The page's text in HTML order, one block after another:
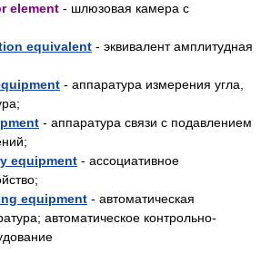
element - шлюзовая камера с
equivalent - эквивалент амплитудная
- аппаратура измерения угла,
- аппаратура связи с подавлением
equipment - ассоциативное
equipment - автоматическая
автоматическое контрольно-